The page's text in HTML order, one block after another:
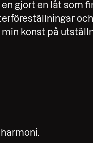
gjort en låt som
konst på